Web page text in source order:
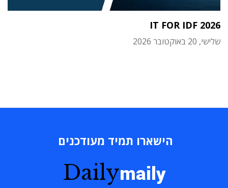
IT FOR IDF 2026
שלישי, 20 באוקטובר 2026
הישארו תמיד מעודכנים
Dailymaily